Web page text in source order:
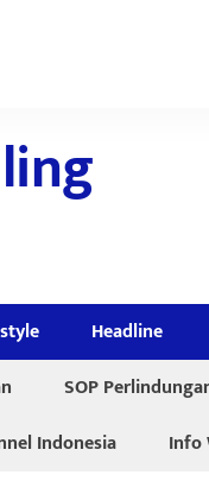
Headline
SOP
Indonesia Info